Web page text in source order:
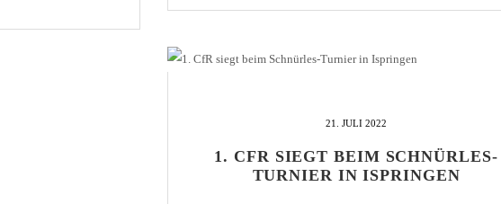
Halbfinale und […]
21. JULI 2022
1. CFR SIEGT BEIM SCHNÜRLES-
TURNIER IN ISPRINGEN